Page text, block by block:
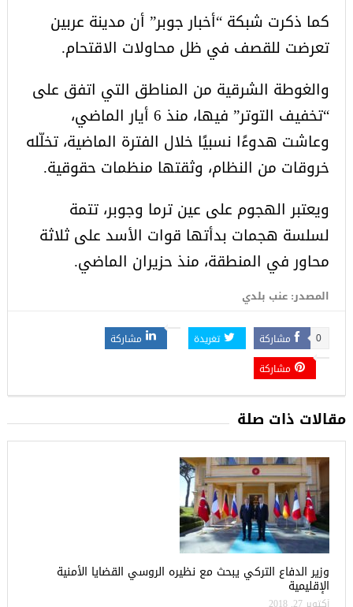
كما ذكرت شبكة “أخبار جوبر” أن مدينة عربين
تعرضت للقصف في ظل محاولات الاقتحام.
والغوطة الشرقية من المناطق التي اتفق على
“تخفيف التوتر” فيها، منذ 6 أيار الماضي،
وعاشت هدوءًا نسبيًا خلال الفترة الماضية، تخلّله
خروقات من النظام، وثقتها منظمات حقوقية.
ويعتبر الهجوم على عين ترما وجوبر، تتمة
لسلسة هجمات بدأتها قوات الأسد على ثلاثة
محاور في المنطقة، منذ حزيران الماضي.
المصدر: عنب بلدي
مشاركة 0 تغريدة
مشاركة
مشاركة
مقالات ذات صلة
وزير الدفاع التركي يبحث مع نظيره الروسي القضايا الأمنية
الإقليمية